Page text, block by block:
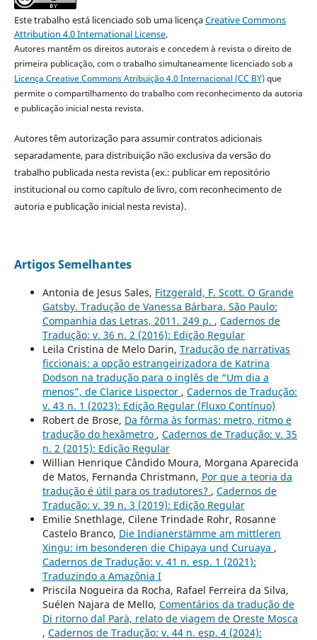
Este trabalho está licenciado sob uma licençaCreative Commons
Attribution 4.0 International License.
Autores mantêm os direitos autorais e concedem à revista o direito de
primeira publicação, com o trabalho simultaneamente licenciado sob a
Licença Creative Commons Atribuição 4.0 Internacional (CC BY)que
permite o compartilhamento do trabalho com reconhecimento da autoria
e publicação inicial nesta revista.
Autores têm autorização para assumir contratos adicionais
separadamente, para distribuição não exclusiva da versão do
trabalho publicada nesta revista (ex.: publicar em repositório
institucional ou como capítulo de livro, com reconhecimento de
autoria e publicação inicial nesta revista).
Artigos Semelhantes
Antonia de Jesus Sales, Fitzgerald, F. Scott. O Grande
Gatsby. Tradução de Vanessa Bárbara. São Paulo:
Companhia das Letras, 2011. 249 p. , Cadernos de
Tradução: v. 36 n. 2 (2016): Edição Regular
Leila Cristina de Melo Darin, Tradução de narrativas
ficcionais: a opção estrangeirizadora de Katrina
Dodson na tradução para o inglês de “Um dia a
menos”, de Clarice Lispector , Cadernos de Tradução:
v. 43 n. 1 (2023): Edição Regular (Fluxo Contínuo)
Robert de Brose, Da fôrma às formas: metro, ritmo e
tradução do hexâmetro , Cadernos de Tradução: v. 35
n. 2 (2015): Edição Regular
Willian Henrique Cândido Moura, Morgana Aparecida
de Matos, Fernanda Christmann, Por que a teoria da
tradução é útil para os tradutores? , Cadernos de
Tradução: v. 39 n. 3 (2019): Edição Regular
Emilie Snethlage, Cilene Trindade Rohr, Rosanne
Castelo Branco, Die Indianerstämme am mittleren
Xingu: im besonderen die Chipaya und Curuaya ,
Cadernos de Tradução: v. 41 n. esp. 1 (2021):
Traduzindo a Amazônia I
Priscila Nogueira da Rocha, Rafael Ferreira da Silva,
Suélen Najara de Mello, Comentários da tradução de
Di ritorno dal Parà, relato de viagem de Oreste Mosca
, Cadernos de Tradução: v. 44 n. esp. 4 (2024):